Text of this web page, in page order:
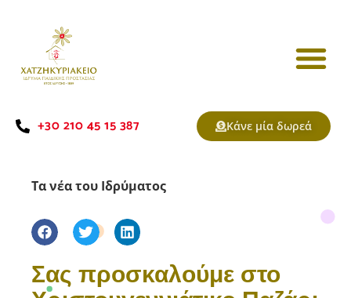
+30 210 45 15 387 Κάνε μία δωρεά
Τα νέα του Ιδρύματος
Σας προσκαλούμε στο